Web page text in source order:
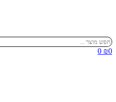
Search
...
₪0
0